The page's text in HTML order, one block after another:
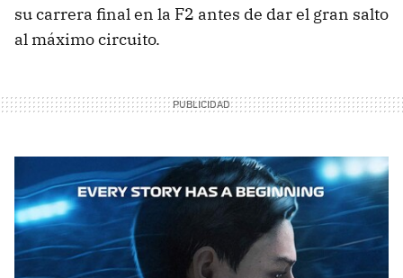
su carrera final en la F2 antes de dar el gran salto
al máximo circuito.